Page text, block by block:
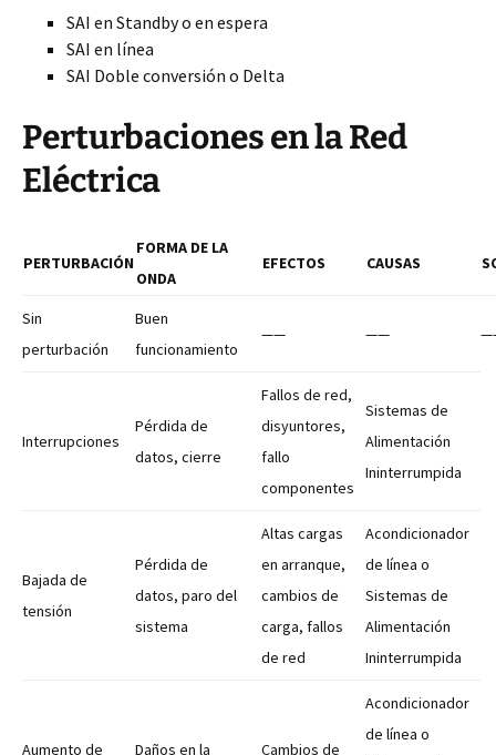
SAI en Standby o en espera
SAI en línea
SAI Doble conversión o Delta
Perturbaciones en la Red
Eléctrica
PERTURBACIÓN
FORMA DE LA
ONDA
EFECTOS CAUSAS
Sin
perturbación
Buen
funcionamiento
—— ——
Interrupciones
Pérdida de
datos, cierre
Fallos de red,
disyuntores,
fallo
componentes
Sistemas de
Alimentación
Ininterrumpida
Bajada de
tensión
Pérdida de
datos, paro del
sistema
Altas cargas
en arranque,
cambios de
carga, fallos
de red
Acondicionador
de línea o
Sistemas de
Alimentación
Ininterrumpida
Aumento de
Daños en la
Cambios de
Acondicionador
de línea o